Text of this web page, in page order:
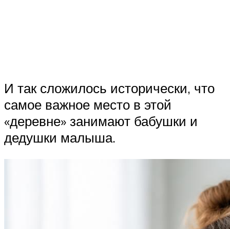
И так сложилось исторически, что
самое важное место в этой
«деревне» занимают бабушки и
дедушки малыша.